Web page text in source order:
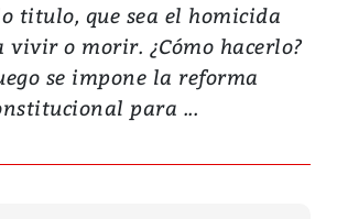
titulo, que sea el homicida
vivir o morir. ¿Cómo hacerlo?
se impone la reforma
para ...